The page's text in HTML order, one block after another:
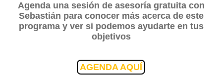
Agenda una sesión de asesoría gratuita con
Sebastián para conocer más acerca de este
programa y ver si podemos ayudarte en tus
objetivos
AGENDA AQUÍ